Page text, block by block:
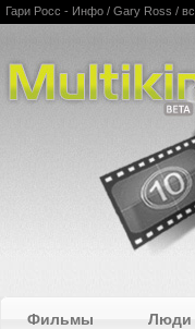
Гари Росс - Инфо / Gary Ross /
Фильмы Люди